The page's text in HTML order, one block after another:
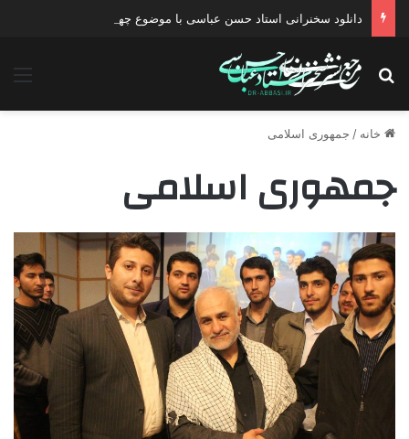
دانلود سخنرانی استاد حسن عباسی با موضوع چهار انتخاب ۱۴۰۰
جستجو برای
خانه / جمهوری اسلامی
جمهوری اسلامی